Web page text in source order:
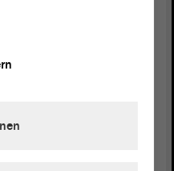
Linke)
wird kaum etwas“. Hunderte
geben – „höchstens
digitale Prozesse. Hier